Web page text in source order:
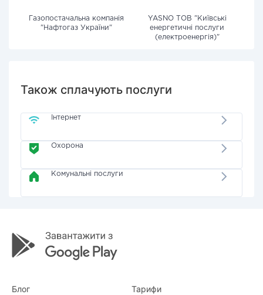
Газопостачальна компанія
"Нафтогаз України"
YASNO ТОВ "Київські
енергетичні послуги
(електроенергія)"
Також сплачують послуги
Інтернет
Охорона
Комунальні послуги
Блог Тарифи